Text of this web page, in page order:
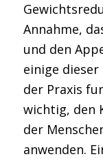
Annahme,
und den
einige
der Praxis
wichtig, den
der
anwenden.